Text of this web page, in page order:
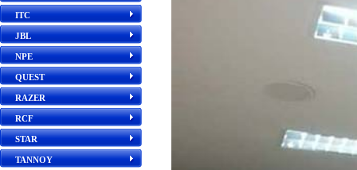
ITC
JBL
NPE
QUEST
RAZER
RCF
STAR
TANNOY